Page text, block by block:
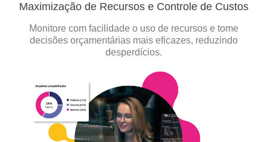
Maximização de Recursos e Controle de Custos
Monitore com facilidade o uso de recursos e tome
decisões orçamentárias mais eficazes, reduzindo
desperdícios.